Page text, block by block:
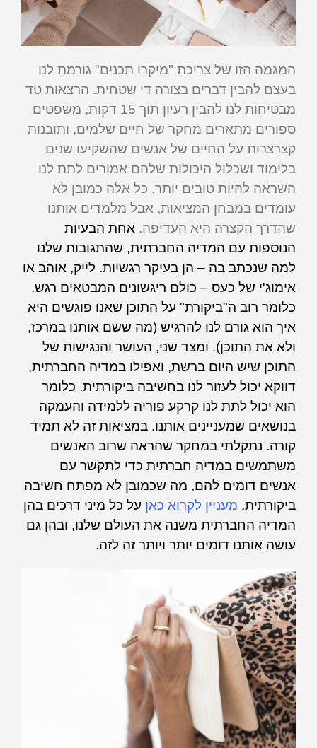
המגמה הזו של צריכת "מיקרו תכנים" גורמת לנו
בעצם להבין דברים בצורה די שטחית. הרצאות טד
מבטיחות לנו להבין רעיון תוך 15 דקות, משפטים
ספורים מתארים מחקר של חיים שלמים, ותובנות
קצרצרות על החיים של אנשים שהשקיעו שנים
בלימוד ושכלול היכולות שלהם אמורים לתת לנו
השראה להיות טובים יותר. כל אלה כמובן לא
עומדים במבחן המציאות, אבל מלמדים אותנו
שהדרך הקצרה היא העדיפה. אחת הבעיות
הנוספות עם המדיה החברתית, שהתגובות שלנו
למה שנכתב בה – הן בעיקר רגשיות. לייק, אוהב או
אימוג'י של כעס – כולם ריגשונים המבטאים רגש.
כלומר רוב ה"ביקורת" על התוכן שאנו פוגשים היא
איך הוא גורם לנו להרגיש (מה ששם אותנו במרכז,
ולא את התוכן). ומצד שני, העושר והנגישות של
התוכן שיש היום ברשת, ואפילו במדיה החברתית,
דווקא יכול לעזור לנו בחשיבה ביקורתית. כלומר
הוא יכול לתת לנו קרקע פוריה ללמידה והעמקה
בנושאים שמעניינים אותנו. במציאות זה לא תמיד
קורה. נתקלתי במחקר שהראה שרוב האנשים
משתמשים במדיה חברתית כדי לתקשר עם
אנשים דומים להם, מה שכמובן לא מפתח חשיבה
ביקורתית. מעניין לקרוא כאן על כל מיני דרכים בהן
המדיה החברתית משנה את העולם שלנו, ובהן גם
עושה אותנו דומים יותר ויותר זה לזה.